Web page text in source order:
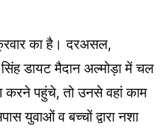
का है। दरअसल,
डायट मैदान अल्मोड़ा में चल
करने पहुंचे, तो उनसे वहां काम
युवाओं व बच्चों द्वारा नशा